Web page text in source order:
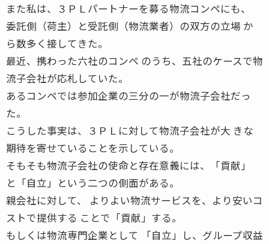
また私は、３ＰＬパートナーを募る物流コンペにも、
委託側（荷主）と受託側（物流業者）の双方の立場 か
ら数多く接してきた。
最近、携わった六社のコンペ のうち、五社のケースで物
流子会社が応札していた。
あるコンペでは参加企業の三分の一が物流子会社だっ
た。
こうした事実は、３ＰＬに対して物流子会社が大 きな
期待を寄せていることを示している。
そもそも物流子会社の使命と存在意義には、「貢献」
と「自立」という二つの側面がある。
親会社に対して、 よりよい物流サービスを、より安いコ
ストで提供する ことで「貢献」する。
もしくは物流専門企業として 「自立」し、グループ収益